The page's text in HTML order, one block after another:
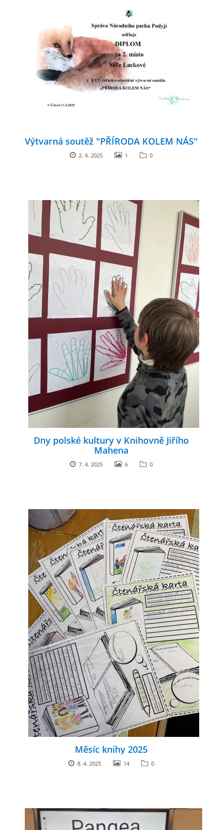
Výtvarná soutěž "PŘÍRODA KOLEM NÁS"
2. 4. 2025 1 0
Dny polské kultury v Knihovně Jiřího
Mahena
7. 4. 2025 6 0
Měsíc knihy 2025
8. 4. 2025 14 0